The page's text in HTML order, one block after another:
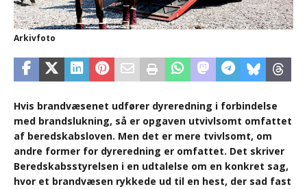
Arkivfoto
Hvis brandvæsenet udfører dyreredning i forbindelse
med brandslukning, så er opgaven utvivlsomt omfattet
af beredskabsloven. Men det er mere tvivlsomt, om
andre former for dyreredning er omfattet. Det skriver
Beredskabsstyrelsen i en udtalelse om en konkret sag,
hvor et brandvæsen rykkede ud til en hest, der sad fast